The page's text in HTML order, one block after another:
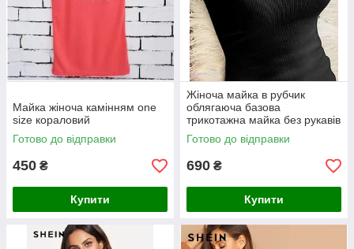
Майка жіноча камінням one
size кораловий
Готово до відправки
450 ₴
Купити
Жіноча майка в рубчик
облягаюча базова
трикотажна майка без рукавів
Готово до відправки
690 ₴
Купити